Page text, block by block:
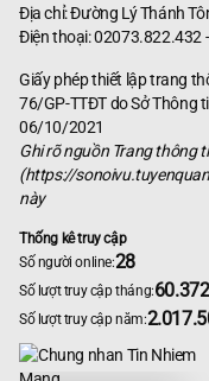
Địa chỉ: Đường Lý Thánh
Điện thoại: 02073.822.432
Giấy phép thiết lập trang
76/GP-TTĐT do Sở Thông
06/10/2021
Ghi rõ nguồn Trang thông
(https://
này
Thống kê truy cập
Số người online:28
Số lượt truy cập tháng:60.372
Số lượt truy cập năm: